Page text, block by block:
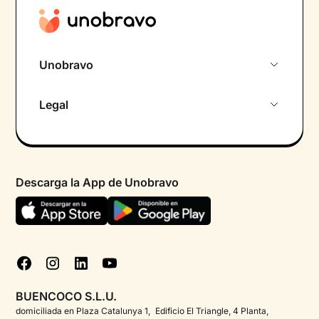
Unobravo
Psicólogo por chat
Ayuda urgente
FAQ
Corporate
Legal
Política de privacidad
Declaración de accesibilidad
Gestionar cookies
Descarga la App de Unobravo
BUENCOCO S.L.U.
domiciliada en Plaza Catalunya 1, Edificio El Triangle, 4 Planta,